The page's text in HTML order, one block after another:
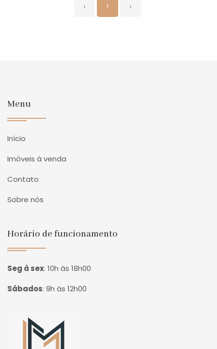
‹ 1 ›
Menu
Início
Imóveis à venda
Contato
Sobre nós
Horário de funcionamento
Seg à sex: 10h às 18h00
Sábados: 9h às 12h00
Página inicial